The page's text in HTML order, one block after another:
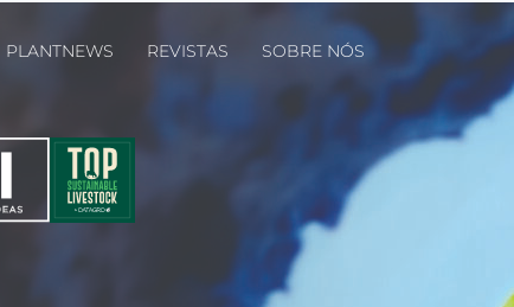
PLANTNEWS REVISTAS SOBRE NÓS